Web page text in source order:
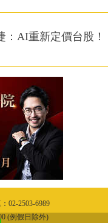
：AI重新定價台股！
02-2503-6989
(例假日除外)